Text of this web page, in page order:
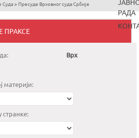
РАДА
Суда> Пресуде Врховног суда Србије
ПРАКСЕ
Врх
материји:
странке: